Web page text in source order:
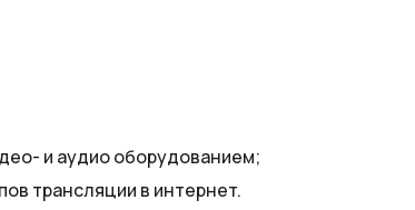
и аудио оборудованием;
трансляции в интернет.